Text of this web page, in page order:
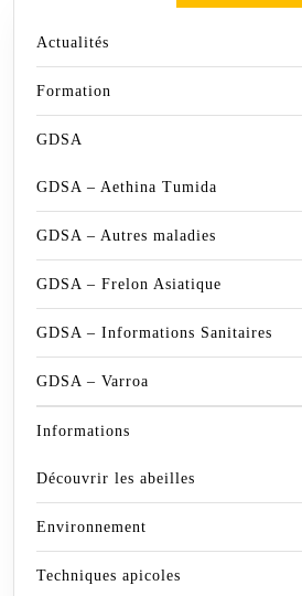
Actualités
Formation
GDSA
GDSA – Aethina Tumida
GDSA – Autres maladies
GDSA – Frelon Asiatique
GDSA – Informations Sanitaires
GDSA – Varroa
Informations
Découvrir les abeilles
Environnement
Techniques apicoles